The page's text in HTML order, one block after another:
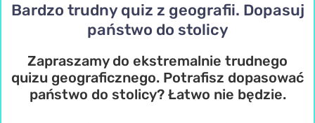
Bardzo trudny quiz z geografii. Dopasuj
państwo do stolicy
Zapraszamy do ekstremalnie trudnego
quizu geograficznego. Potrafisz dopasować
państwo do stolicy? Łatwo nie będzie.